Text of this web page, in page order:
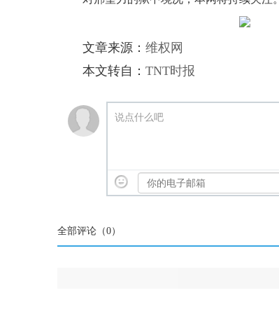
文章来源： 维权网
本文转自： TNT时报
说点什么吧
全部评论（0）